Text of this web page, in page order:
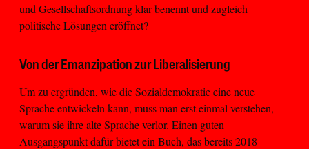
und Gesellschaftsordnung klar benennt und zugleich
politische Lösungen eröffnet?
Von der Emanzipation zur Liberalisierung
Um zu ergründen, wie die Sozialdemokratie eine neue
Sprache entwickeln kann, muss man erst einmal verstehen,
warum sie ihre alte Sprache verlor. Einen guten
Ausgangspunkt dafür bietet ein Buch, das bereits 2018